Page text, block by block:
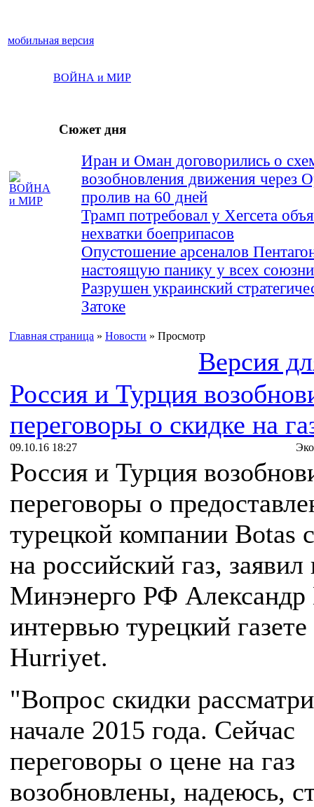
мобильная версия
ВОЙНА и МИР
Сюжет дня
Иран и Оман договорились о
возобновления движения через
пролив на 60 дней
Трамп потребовал у Хегсета
нехватки боеприпасов
Опустошение арсеналов
настоящую панику у всех
Разрушен украинский
Затоке
Главная страница » Новости » Просмотр
Версия
Россия и Турция
переговоры о скидке на
09.10.16 18:27
Россия и Турция
переговоры о
турецкой компании Botas
на российский газ, заявил
Минэнерго РФ Александр
интервью турецкий газете
Hurriyet.
"Вопрос скидки
начале 2015 года. Сейчас
переговоры о цене на газ
возобновлены, надеюсь,